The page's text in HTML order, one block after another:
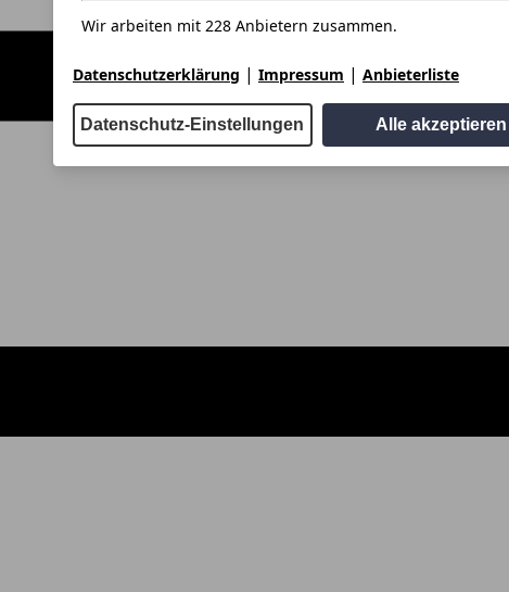
Wir arbeiten mit 228 Anbietern zusammen.
Datenschutzerklärung | Impressum | Anbieterliste
Datenschutz-Einstellungen Alle akzeptieren